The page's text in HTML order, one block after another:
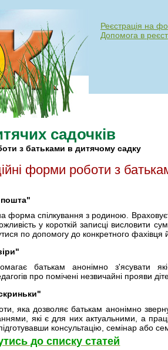
Реєстрація на
Допомога в
садочків
з батьками в дитячому садку
форми роботи з
пошта"
форма спілкування з родиною.
у короткій записці висловити
по допомогу до конкретного фахівця
батькам анонімно з'ясувати
про помічені незвичайні прояви
яка дозволяє батькам анонімно
які є для них актуальними, а
консультацію, семінар або
до списку статей